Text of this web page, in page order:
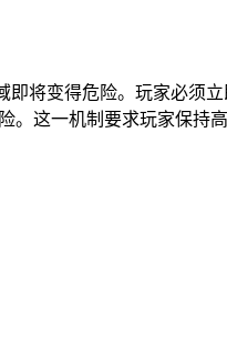
将变得危险。玩家必须
这一机制要求玩家保持